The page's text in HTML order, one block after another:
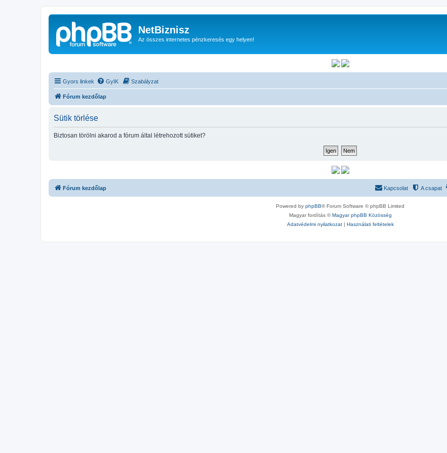
NetBiznisz
Az összes internetes pénzkeresés egy helyen!
Gyors linkek GyIK Szabályzat
Fórum kezdőlap
Sütik törlése
Biztosan törölni akarod a fórum által létrehozott sütiket?
Fórum kezdőlap A csapat
Kapcsolat
Powered by phpBB® Forum Software © phpBB Limited
Magyar fordítás ©Magyar phpBB Közösség
Adatvédelmi nyilatkozat| Használati feltételek